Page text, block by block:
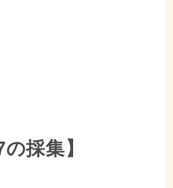
採集】